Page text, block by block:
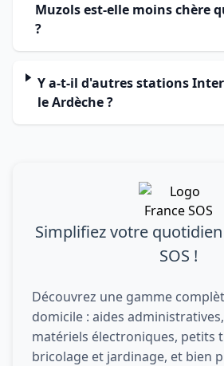
Muzols est-elle moins chère
?
Y a-t-il d'autres stations
le Ardèche ?
Simplifiez votre quotidien
SOS !
Découvrez une gamme
domicile : aides
matériels électroniques, petits
bricolage et jardinage, et bien